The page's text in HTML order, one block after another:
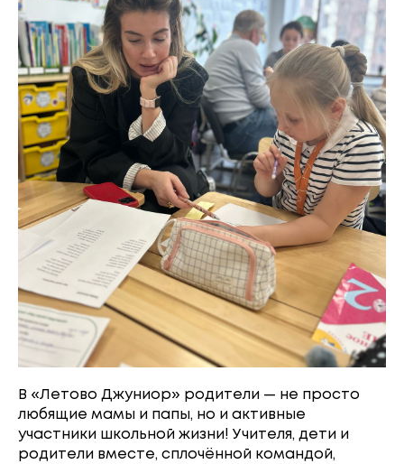
В «Летово Джуниор» родители — не просто
любящие мамы и папы, но и активные
участники школьной жизни! Учителя, дети и
родители вместе, сплочённой командой,